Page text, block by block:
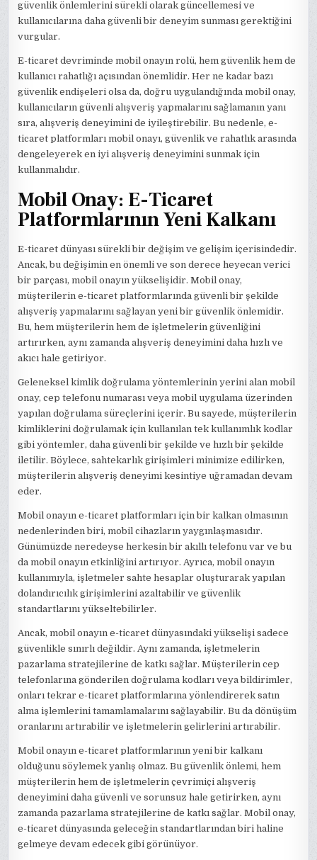
güvenlik önlemlerini sürekli olarak güncellemesi ve
kullanıcılarına daha güvenli bir deneyim sunması gerektiğini
vurgular.
E-ticaret devriminde mobil onayın rolü, hem güvenlik hem de
kullanıcı rahatlığı açısından önemlidir. Her ne kadar bazı
güvenlik endişeleri olsa da, doğru uygulandığında mobil onay,
kullanıcıların güvenli alışveriş yapmalarını sağlamanın yanı
sıra, alışveriş deneyimini de iyileştirebilir. Bu nedenle, e-
ticaret platformları mobil onayı, güvenlik ve rahatlık arasında
dengeleyerek en iyi alışveriş deneyimini sunmak için
kullanmalıdır.
Mobil Onay: E-Ticaret
Platformlarının Yeni Kalkanı
E-ticaret dünyası sürekli bir değişim ve gelişim içerisindedir.
Ancak, bu değişimin en önemli ve son derece heyecan verici
bir parçası, mobil onayın yükselişidir. Mobil onay,
müşterilerin e-ticaret platformlarında güvenli bir şekilde
alışveriş yapmalarını sağlayan yeni bir güvenlik önlemidir.
Bu, hem müşterilerin hem de işletmelerin güvenliğini
artırırken, aynı zamanda alışveriş deneyimini daha hızlı ve
akıcı hale getiriyor.
Geleneksel kimlik doğrulama yöntemlerinin yerini alan mobil
onay, cep telefonu numarası veya mobil uygulama üzerinden
yapılan doğrulama süreçlerini içerir. Bu sayede, müşterilerin
kimliklerini doğrulamak için kullanılan tek kullanımlık kodlar
gibi yöntemler, daha güvenli bir şekilde ve hızlı bir şekilde
iletilir. Böylece, sahtekarlık girişimleri minimize edilirken,
müşterilerin alışveriş deneyimi kesintiye uğramadan devam
eder.
Mobil onayın e-ticaret platformları için bir kalkan olmasının
nedenlerinden biri, mobil cihazların yaygınlaşmasıdır.
Günümüzde neredeyse herkesin bir akıllı telefonu var ve bu
da mobil onayın etkinliğini artırıyor. Ayrıca, mobil onayın
kullanımıyla, işletmeler sahte hesaplar oluşturarak yapılan
dolandırıcılık girişimlerini azaltabilir ve güvenlik
standartlarını yükseltebilirler.
Ancak, mobil onayın e-ticaret dünyasındaki yükselişi sadece
güvenlikle sınırlı değildir. Aynı zamanda, işletmelerin
pazarlama stratejilerine de katkı sağlar. Müşterilerin cep
telefonlarına gönderilen doğrulama kodları veya bildirimler,
onları tekrar e-ticaret platformlarına yönlendirerek satın
alma işlemlerini tamamlamalarını sağlayabilir. Bu da dönüşüm
oranlarını artırabilir ve işletmelerin gelirlerini artırabilir.
Mobil onayın e-ticaret platformlarının yeni bir kalkanı
olduğunu söylemek yanlış olmaz. Bu güvenlik önlemi, hem
müşterilerin hem de işletmelerin çevrimiçi alışveriş
deneyimini daha güvenli ve sorunsuz hale getirirken, aynı
zamanda pazarlama stratejilerine de katkı sağlar. Mobil onay,
e-ticaret dünyasında geleceğin standartlarından biri haline
gelmeye devam edecek gibi görünüyor.